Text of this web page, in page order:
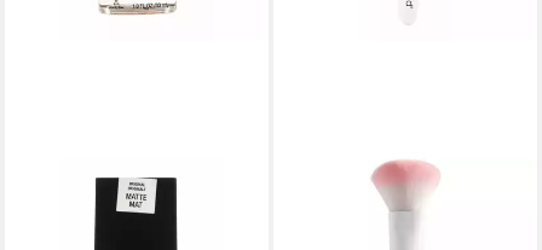
WET N WILD
Foundation Photofocus
Foundation Soft Ivory
WET N WILD
Foundationpinsel Makeup